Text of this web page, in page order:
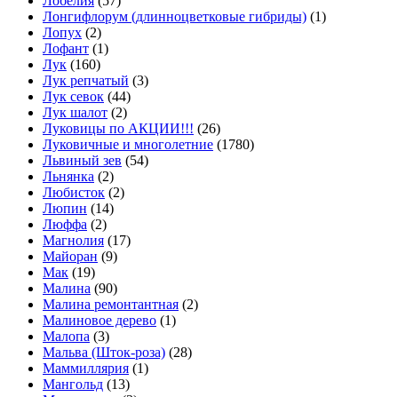
Лонгифлорум (длинноцветковые гибриды) (1)
Лопух (2)
Лофант (1)
Лук (160)
Лук репчатый (3)
Лук севок (44)
Лук шалот (2)
Луковицы по АКЦИИ!!! (26)
Луковичные и многолетние (1780)
Львиный зев (54)
Льнянка (2)
Любисток (2)
Люпин (14)
Люффа (2)
Магнолия (17)
Майоран (9)
Мак (19)
Малина (90)
Малина ремонтантная (2)
Малиновое дерево (1)
Малопа (3)
Мальва (Шток-роза) (28)
Маммиллярия (1)
Мангольд (13)